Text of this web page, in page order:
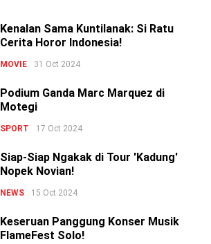
Kenalan Sama Kuntilanak: Si Ratu
Cerita Horor Indonesia!
MOVIE 31 Oct 2024
Podium Ganda Marc Marquez di
Motegi
SPORT 17 Oct 2024
Siap-Siap Ngakak di Tour 'Kadung'
Nopek Novian!
NEWS 15 Oct 2024
Keseruan Panggung Konser Musik
FlameFest Solo!